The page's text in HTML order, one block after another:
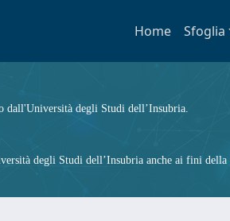
Home Sfoglia
dall'Università degli Studi dell’Insubria.
degli Studi dell’Insubria anche ai fini